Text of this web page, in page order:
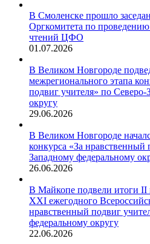
В Смоленске прошло
Оргкомитета по
чтений ЦФО
01.07.2026
В Великом Новгороде
межрегионального этапа
подвиг учителя» по
округу
29.06.2026
В Великом Новгороде
конкурса «За нравственный
Западному федеральному
26.06.2026
В Майкопе подвели итоги II
XXI ежегодного
нравственный подвиг
федеральному округу
22.06.2026